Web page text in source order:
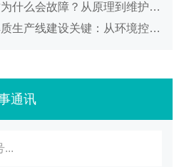
么会故障？从原理到维护全面解析
关键：从环境控制到工艺集成的系统化解决方案
通讯